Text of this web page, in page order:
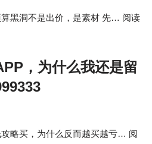
黑洞不是出价，是素材 先… 阅读
，为什么我还是留
略买，为什么反而越买越亏… 阅